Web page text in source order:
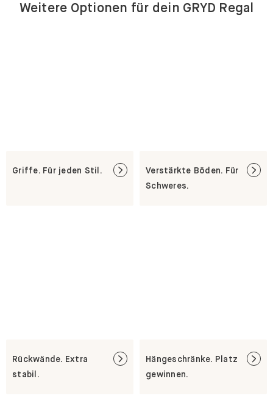
Weitere Optionen für dein GRYD Regal
Griffe. Für jeden Stil.
Verstärkte Böden. Für
Schweres.
Rückwände. Extra
stabil.
Hängeschränke. Platz
gewinnen.